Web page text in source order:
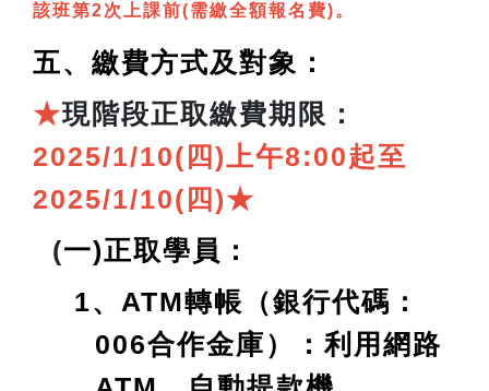
該班第2次上課前(需繳全額報名費)。
五、繳費方式及對象：
★現階段正取繳費期限：
2025/1/10(四)上午8:00起至
2025/1/10(四)★
(一)正取學員：
1、ATM轉帳（銀行代碼：
006合作金庫）：利用網路